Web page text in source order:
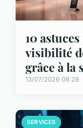
10
visibilité
grâce à la
13/07/2026 09:28
SERVICES